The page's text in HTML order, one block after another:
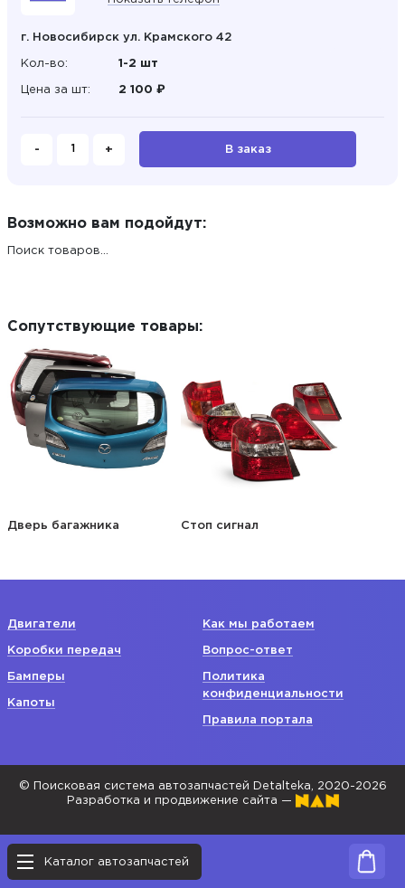
Каталог автозапчастей
г. Новосибирск ул. Крамского 42
Кол-во: 1-2 шт
Цена за шт: 2 100 ₽
- + В заказ
Возможно вам подойдут:
Поиск товаров...
Сопутствующие товары:
Дверь багажника Стоп сигнал
Двигатели
Коробки передач
Бамперы
Капоты
Как мы работаем
Вопрос-ответ
Политика
конфиденциальности
Правила портала
© Поисковая система автозапчастей Detalteka, 2020-2026
Разработка и продвижение сайта —